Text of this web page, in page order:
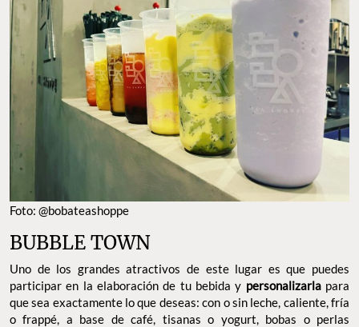
Foto: @bobateashoppe
BUBBLE TOWN
Uno de los grandes atractivos de este lugar es que puedes
participar en la elaboración de tu bebida y personalizarlapara
que sea exactamente lo que deseas: con o sin leche, caliente, fría
o frappé, a base de café, tisanas o yogurt, bobas o perlas